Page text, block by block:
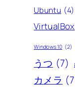
Ubuntu (4)
VirtualBox
Windows10 (2)
うつ (7)
カメラ